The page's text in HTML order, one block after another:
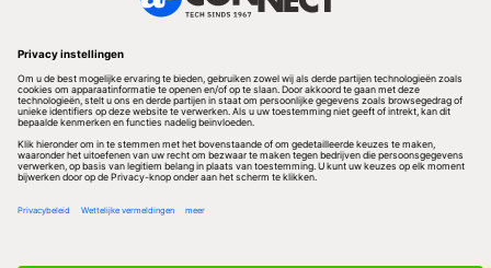
Volg ons
Redactionele partner
Algemene Voorwaarden & Copyrights